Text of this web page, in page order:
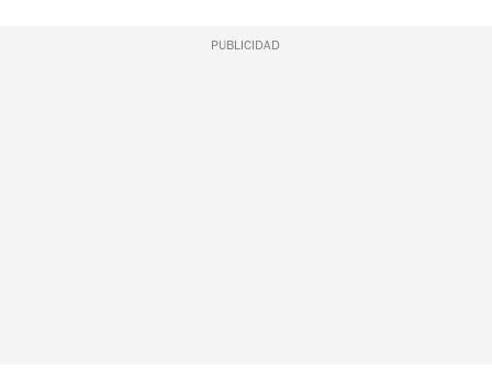
PUBLICIDAD